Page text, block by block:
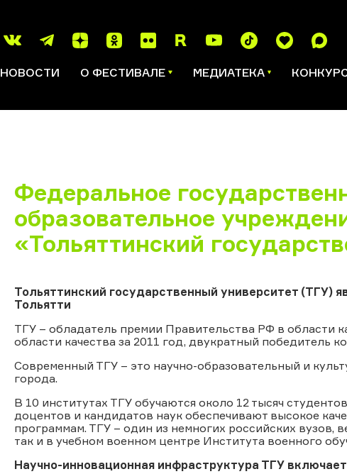
НОВОСТИ О ФЕСТИВАЛЕ МЕДИАТЕКА
Федеральное
образовательное
«Тольяттинский
Тольяттинский государственный университет (ТГУ)
Тольятти
ТГУ – обладатель премии Правительства РФ в области
области качества за 2011 год, двукратный победитель
Современный ТГУ – это научно-образовательный и
города.
В 10 институтах ТГУ обучаются около 12 тысяч
доцентов и кандидатов наук обеспечивают высокое
программам. ТГУ – один из немногих российских вузов,
так и в учебном военном центре Института военного
Научно-инновационная инфраструктура ТГУ